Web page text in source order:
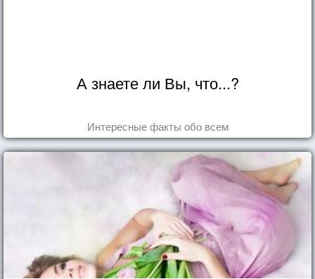
А знаете ли Вы, что...?
Интересные факты обо всем